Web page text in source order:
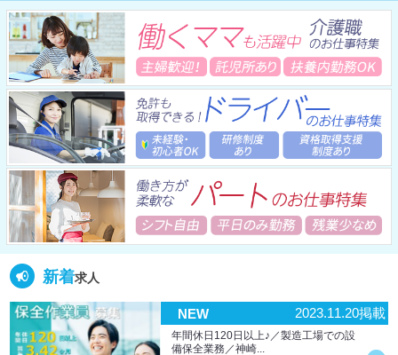
新着求人
NEW 2023.11.20掲載
年間休日120日以上♪／製造工場での設
備保全業務／神崎...